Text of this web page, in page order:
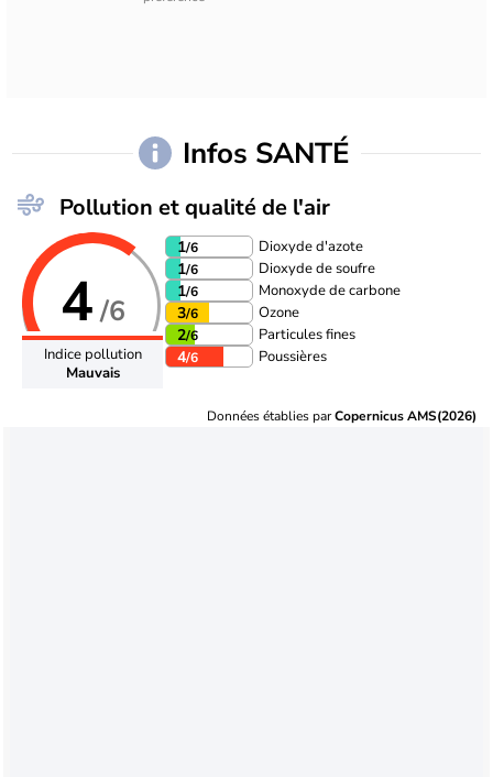
Infos SANTÉ
Pollution et qualité de l'air
4/6
Indice pollution
Mauvais
1/6 Dioxyde d'azote
1/6 Dioxyde de soufre
1/6 Monoxyde de carbone
3/6 Ozone
2/6 Particules fines
4/6 Poussières
Données établies parCopernicus AMS(2026)